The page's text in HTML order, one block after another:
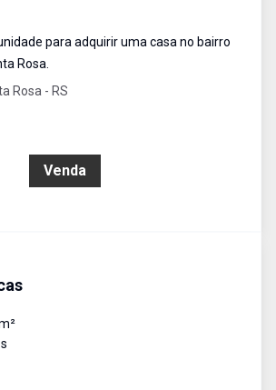
para adquirir uma casa no bairro
Rosa.
Rosa - RS
Venda
s